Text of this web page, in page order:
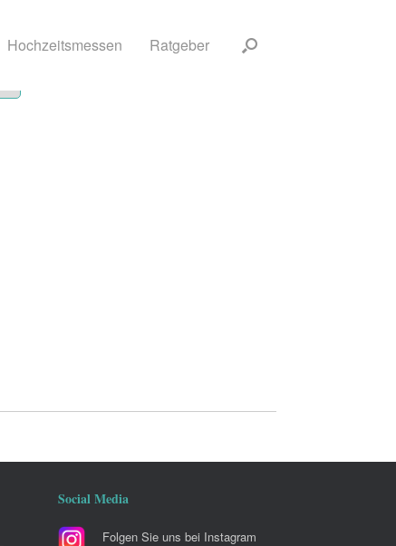
Hochzeitsmessen Ratgeber
Social Media
Folgen Sie uns bei Instagram